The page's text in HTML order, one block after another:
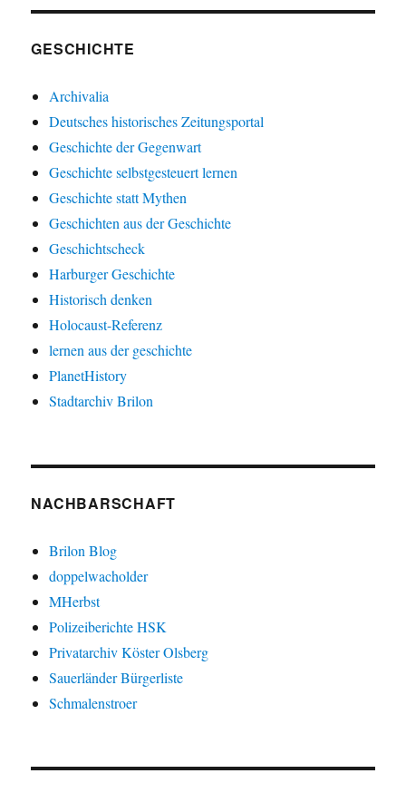
GESCHICHTE
Archivalia
Deutsches historisches Zeitungsportal
Geschichte der Gegenwart
Geschichte selbstgesteuert lernen
Geschichte statt Mythen
Geschichten aus der Geschichte
Geschichtscheck
Harburger Geschichte
Historisch denken
Holocaust-Referenz
lernen aus der geschichte
PlanetHistory
Stadtarchiv Brilon
NACHBARSCHAFT
Brilon Blog
doppelwacholder
MHerbst
Polizeiberichte HSK
Privatarchiv Köster Olsberg
Sauerländer Bürgerliste
Schmalenstroer